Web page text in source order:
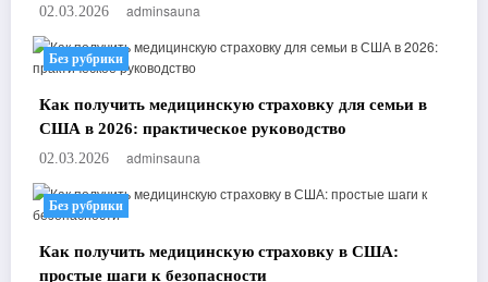
02.03.2026 adminsauna
Без рубрики
Как получить медицинскую страховку для семьи в
США в 2026: практическое руководство
02.03.2026 adminsauna
Без рубрики
Как получить медицинскую страховку в США:
простые шаги к безопасности